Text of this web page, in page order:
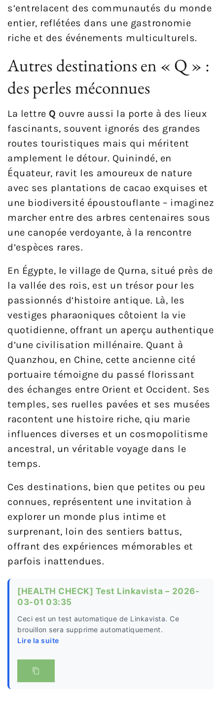
s’entrelacent des communautés du monde
entier, reflétées dans une gastronomie
riche et des événements multiculturels.
Autres destinations en « Q » :
des perles méconnues
La lettre Q ouvre aussi la porte à des lieux
fascinants, souvent ignorés des grandes
routes touristiques mais qui méritent
amplement le détour. Quinindé, en
Équateur, ravit les amoureux de nature
avec ses plantations de cacao exquises et
une biodiversité époustouflante – imaginez
marcher entre des arbres centenaires sous
une canopée verdoyante, à la rencontre
d’espèces rares.
En Égypte, le village de Qurna, situé près de
la vallée des rois, est un trésor pour les
passionnés d’histoire antique. Là, les
vestiges pharaoniques côtoient la vie
quotidienne, offrant un aperçu authentique
d’une civilisation millénaire. Quant à
Quanzhou, en Chine, cette ancienne cité
portuaire témoigne du passé florissant
des échanges entre Orient et Occident. Ses
temples, ses ruelles pavées et ses musées
racontent une histoire riche, qiu marie
influences diverses et un cosmopolitisme
ancestral, un véritable voyage dans le
temps.
Ces destinations, bien que petites ou peu
connues, représentent une invitation à
explorer un monde plus intime et
surprenant, loin des sentiers battus,
offrant des expériences mémorables et
parfois inattendues.
[HEALTH CHECK] Test Linkavista – 2026-
03-01 03:35
Ceci est un test automatique de Linkavista. Ce
brouillon sera supprime automatiquement.
Lire la suite